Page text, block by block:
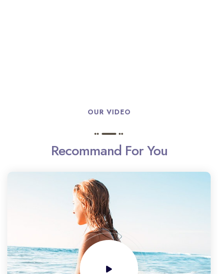
OUR VIDEO
Recommand For You